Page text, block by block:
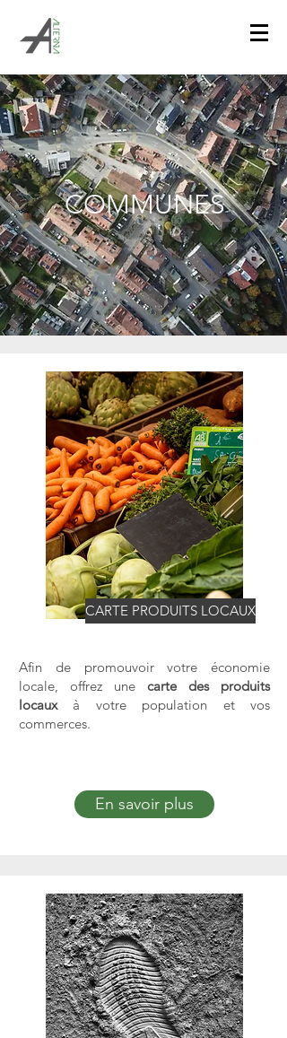
COMMUNES
CARTE PRODUITS LOCAUX
Afin de promouvoir votre économie
locale, offrez une carte des produits
locaux à votre population et vos
commerces.
En savoir plus